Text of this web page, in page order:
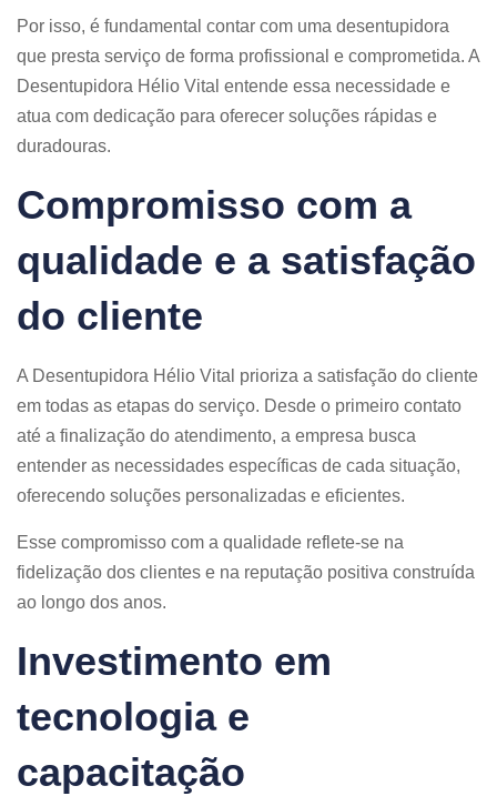
Por isso, é fundamental contar com uma desentupidora
que presta serviço de forma profissional e comprometida. A
Desentupidora Hélio Vital entende essa necessidade e
atua com dedicação para oferecer soluções rápidas e
duradouras.​
Compromisso com a
qualidade e a satisfação
do cliente
A Desentupidora Hélio Vital prioriza a satisfação do cliente
em todas as etapas do serviço. Desde o primeiro contato
até a finalização do atendimento, a empresa busca
entender as necessidades específicas de cada situação,
oferecendo soluções personalizadas e eficientes.
Esse compromisso com a qualidade reflete-se na
fidelização dos clientes e na reputação positiva construída
ao longo dos anos.​
Investimento em
tecnologia e
capacitação